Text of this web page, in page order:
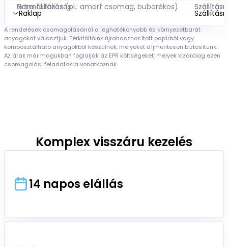
Normál fóliázás
Extra fóliázás (pl.: amorf csomag, buborékos)
Raklap
EUR raklap – csak csereraklappal együtt
Egyutas raklap
A rendelések csomagolásánál a leghatékonyabb és környezetbarát
anyagokat választjuk. Térkitöltőink újrahasznosított papírból vagy
komposztálható anyagokból készülnek, melyeket díjmentesen biztosítunk.
Az árak már magukban foglalják az EPR költségeket, melyek kizárólag ezen
csomagolási feladatokra vonatkoznak.
Komplex visszáru kezelés
14 napos elállás